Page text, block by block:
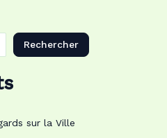
Rechercher
sur la Ville